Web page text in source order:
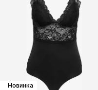
Новинка